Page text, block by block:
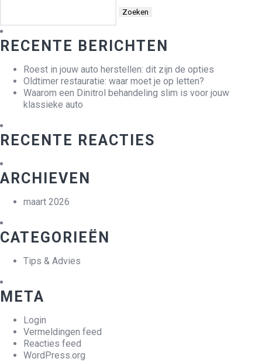
RECENTE BERICHTEN
Roest in jouw auto herstellen: dit zijn de opties
Oldtimer restauratie: waar moet je op letten?
Waarom een Dinitrol behandeling slim is voor jouw
klassieke auto
RECENTE REACTIES
ARCHIEVEN
maart 2026
CATEGORIEËN
Tips & Advies
META
Login
Vermeldingen feed
Reacties feed
WordPress.org